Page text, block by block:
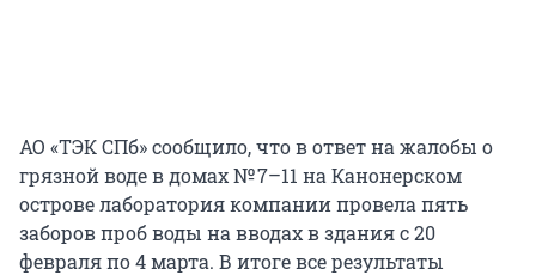
АО «ТЭК СПб» сообщило, что в ответ на жалобы о
грязной воде в домах № 7–11 на Канонерском
острове лаборатория компании провела пять
заборов проб воды на вводах в здания с 20
февраля по 4 марта. В итоге все результаты